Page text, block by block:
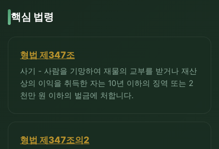
핵심 법령
형법 제347조
사기 - 사람을 기망하여 재물의 교부를 받거나 재산
상의 이익을 취득한 자는 10년 이하의 징역 또는 2
천만 원 이하의 벌금에 처합니다.
형법 제347조의2